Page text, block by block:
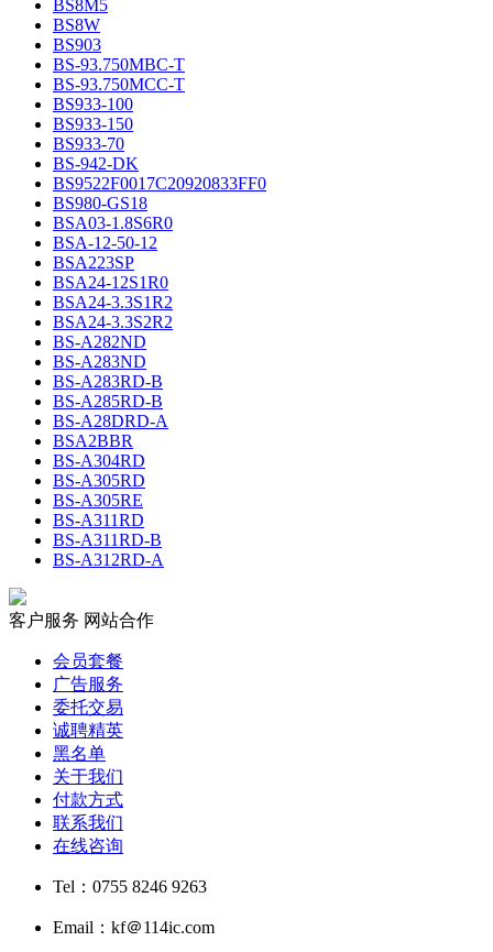
BS8M5
BS8W
BS903
BS-93.750MBC-T
BS-93.750MCC-T
BS933-100
BS933-150
BS933-70
BS-942-DK
BS9522F0017C20920833FF0
BS980-GS18
BSA03-1.8S6R0
BSA-12-50-12
BSA223SP
BSA24-12S1R0
BSA24-3.3S1R2
BSA24-3.3S2R2
BS-A282ND
BS-A283ND
BS-A283RD-B
BS-A285RD-B
BS-A28DRD-A
BSA2BBR
BS-A304RD
BS-A305RD
BS-A305RE
BS-A311RD
BS-A311RD-B
BS-A312RD-A
客户服务 网站合作
会员套餐
广告服务
委托交易
诚聘精英
黑名单
关于我们
付款方式
联系我们
在线咨询
Tel：0755 8246 9263
Email：kf＠114ic.com